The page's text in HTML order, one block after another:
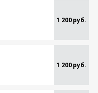
1 200 руб.
1 200 руб.